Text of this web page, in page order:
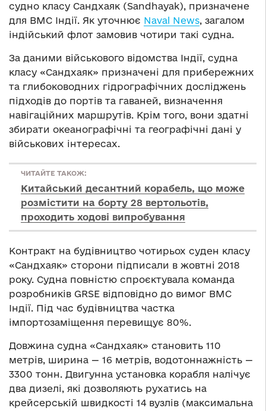
судно класу Сандхаяк (Sandhayak), призначене
для ВМС Індії. Як уточнює Naval News, загалом
індійський флот замовив чотири такі судна.
За даними військового відомства Індії, судна
класу «Сандхаяк» призначені для прибережних
та глибоководних гідрографічних досліджень
підходів до портів та гаваней, визначення
навігаційних маршрутів. Крім того, вони здатні
збирати океанографічні та географічні дані у
військових інтересах.
ЧИТАЙТЕ ТАКОЖ:
Китайський десантний корабель, що може
розмістити на борту 28 вертольотів,
проходить ходові випробування
Контракт на будівництво чотирьох суден класу
«Сандхаяк» сторони підписали в жовтні 2018
року. Судна повністю спроєктувала команда
розробників GRSE відповідно до вимог ВМС
Індії. Під час будівництва частка
імпортозаміщення перевищує 80%.
Довжина судна «Сандхаяк» становить 110
метрів, ширина — 16 метрів, водотоннажність —
3300 тонн. Двигунна установка корабля налічує
два дизелі, які дозволяють рухатись на
крейсерській швидкості 14 вузлів (максимальна